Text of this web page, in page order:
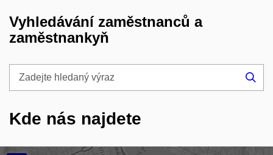
Vyhledávání zaměstnanců a
zaměstnankyň
hledaný
Kde nás najdete